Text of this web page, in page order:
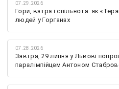
07.29.2026
Гори, ватра і спільнота: як
людей у Горганах
07.28.2026
Завтра, 29 липня у Львові
паралімпійцем Антоном